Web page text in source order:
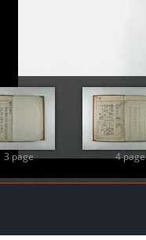
3 page 4 page